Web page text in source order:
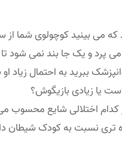
می بینید کوچولوی شما از سر
می پرد و یک جا بند نمی شود
ببرید به احتمال
یا زیادی بازیگوش؟
اختلالی شایع محسوب
نسبت به کودک شیطان